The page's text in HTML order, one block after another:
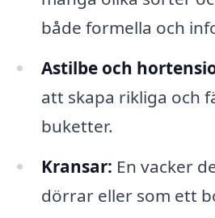
både formella och
Astilbe och
att skapa rikliga och
buketter.
Kransar: En vacker
dörrar eller som ett